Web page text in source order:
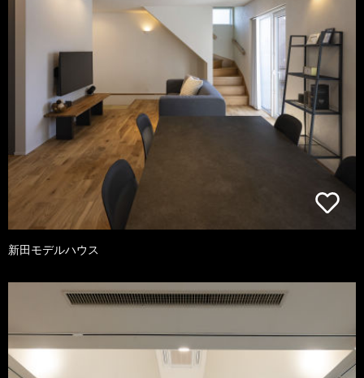
新田モデルハウス